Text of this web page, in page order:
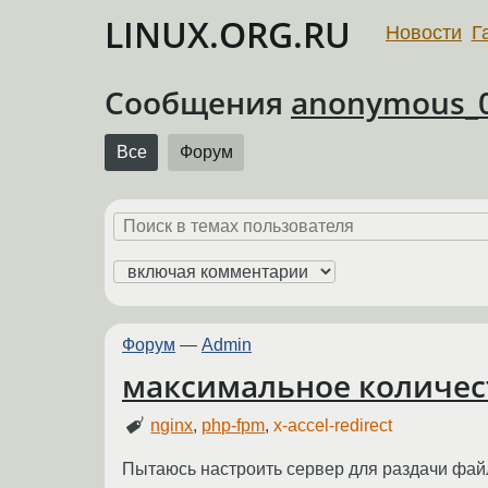
LINUX.ORG.RU Новости
Сообщения
Все Форум
Форум — Admin
максимальное
nginx, php-fpm,x-accel-redirect
Пытаюсь настроить сервер для раздачи